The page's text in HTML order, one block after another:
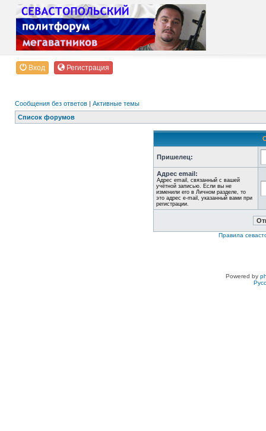
Вход Регистрация
Сообщения без ответов | Активные темы
Список форумов
Пришелец:
Адрес email:
Адрес email, связанный с вашей
учётной записью. Если вы не
изменили его в Личном разделе, то
это адрес e-mail, указанный вами при
регистрации.
Правила
Powered by